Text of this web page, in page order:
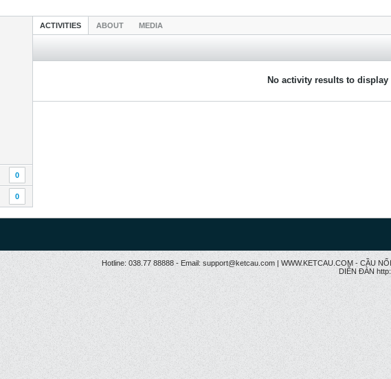
0
0
ACTIVITIES ABOUT MEDIA
No activity results to display
Hotline: 038.77 88888 - Email: support@ketcau.com | WWW.KETCAU.COM - CẦU
DIỄN ĐÀN